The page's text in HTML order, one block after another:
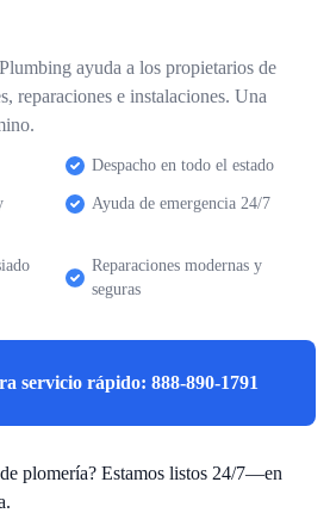
ayuda a los propietarios de
reparaciones e instalaciones. Una
Despacho en todo el estado
Ayuda de emergencia 24/7
Reparaciones modernas y
seguras
servicio rápido: 888-890-1791
plomería? Estamos listos 24/7—en